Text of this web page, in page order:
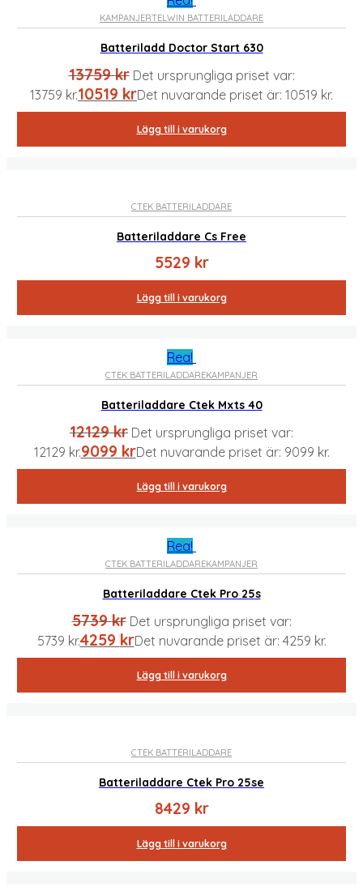
KAMPANJERTELWIN BATTERILADDARE
Batteriladd Doctor Start 630
13759kr Det ursprungliga priset var:
13759 kr.10519 krDet nuvarande priset är: 10519 kr.
Lägg till i varukorg
CTEK BATTERILADDARE
Batteriladdare Cs Free
5529 kr
Lägg till i varukorg
Rea!
CTEK BATTERILADDAREKAMPANJER
Batteriladdare Ctek Mxts 40
12129kr Det ursprungliga priset var:
12129 kr.9099 krDet nuvarande priset är: 9099 kr.
Lägg till i varukorg
Rea!
CTEK BATTERILADDAREKAMPANJER
Batteriladdare Ctek Pro 25s
5739kr Det ursprungliga priset var:
5739 kr.4259 krDet nuvarande priset är: 4259 kr.
Lägg till i varukorg
CTEK BATTERILADDARE
Batteriladdare Ctek Pro 25se
8429 kr
Lägg till i varukorg